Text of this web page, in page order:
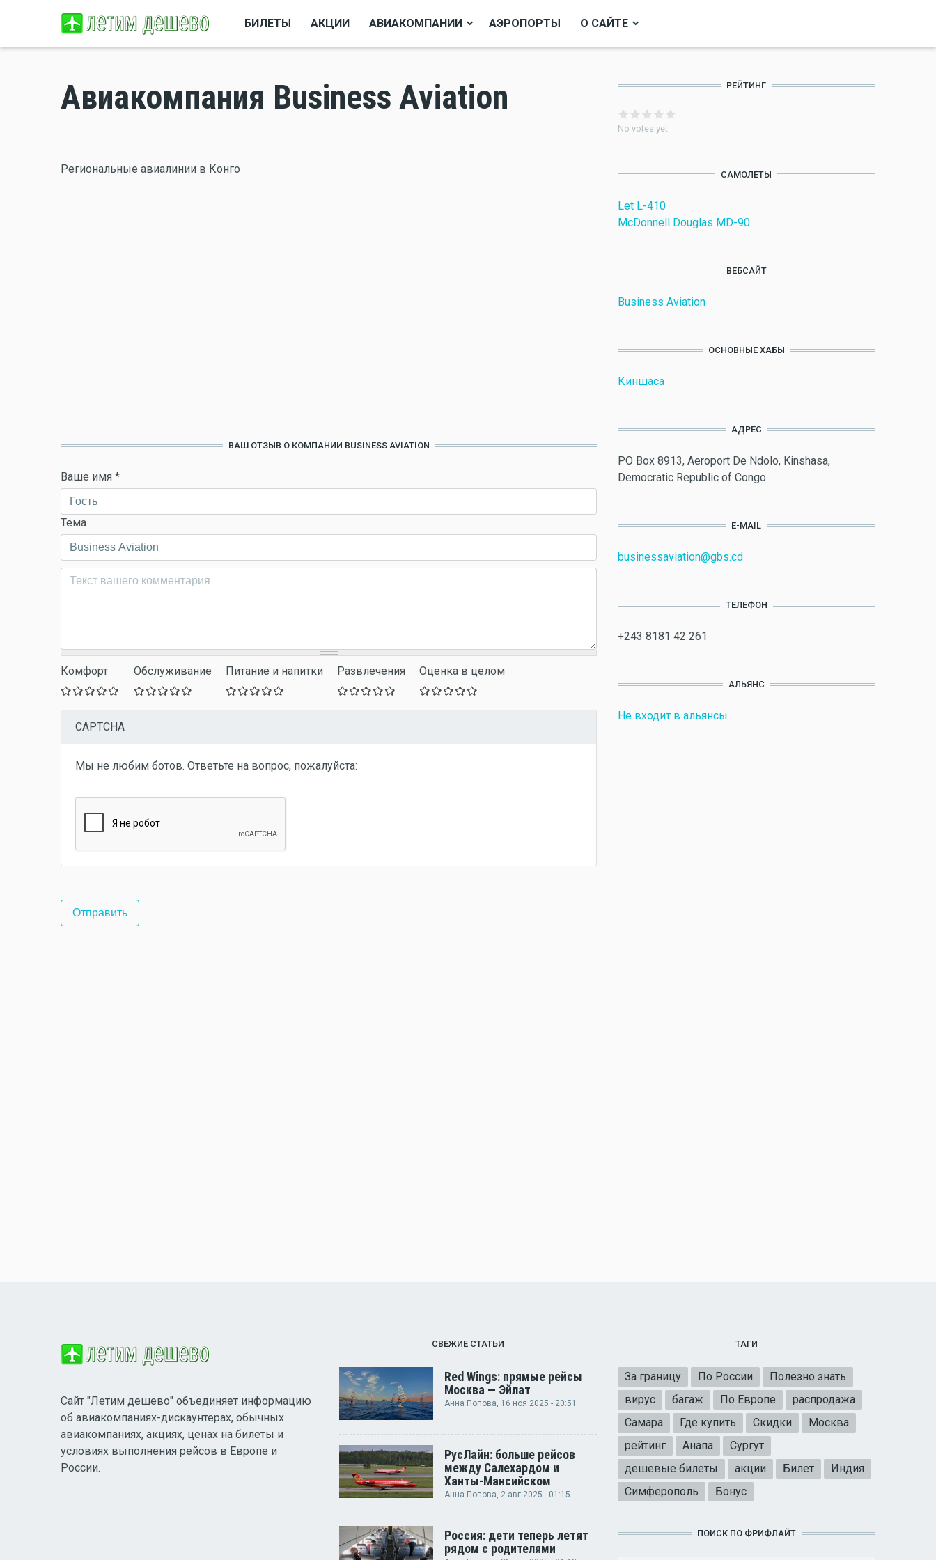
БИЛЕТЫ АКЦИИ АВИАКОМПАНИИ АЭРОПОРТЫ О САЙТЕ
Авиакомпания Business Aviation
Региональные авиалинии в Конго
ВАШ ОТЗЫВ О КОМПАНИИ BUSINESS AVIATION
Ваше имя *
Тема
Комментарий*
Комфорт Обслуживание Питание и напитки Развлечения Оценка в целом
CAPTCHA
Мы не любим ботов. Ответьте на вопрос, пожалуйста:
РЕЙТИНГ
No votes yet
САМОЛЕТЫ
Let L-410
McDonnell Douglas MD-90
ВЕБСАЙТ
Business Aviation
ОСНОВНЫЕ ХАБЫ
Киншаса
АДРЕС
PO Box 8913, Aeroport De Ndolo, Kinshasa,
Democratic Republic of Congo
E-MAIL
businessaviation@gbs.cd
ТЕЛЕФОН
+243 8181 42 261
АЛЬЯНС
Не входит в альянсы
Сайт "Летим дешево" объединяет информацию
об авиакомпаниях-дискаунтерах, обычных
авиакомпаниях, акциях, ценах на билеты и
условиях выполнения рейсов в Европе и
России.
СВЕЖИЕ СТАТЬИ
Red Wings: прямые рейсы
Москва — Эйлат
Анна Попова, 16 ноя 2025 - 20:51
РусЛайн: больше рейсов
между Салехардом и
Ханты-Мансийском
Анна Попова, 2 авг 2025 - 01:15
Россия: дети теперь летят
рядом с родителями
ТАГИ
За границу По России
Полезно знать
вирус
багаж По Европе
распродажа
Самара
Где купить Скидки
Москва
рейтинг
Анапа
Сургут
дешевые билеты
акции Билет
Индия
Симферополь
Бонус
ПОИСК ПО ФРИФЛАЙТ